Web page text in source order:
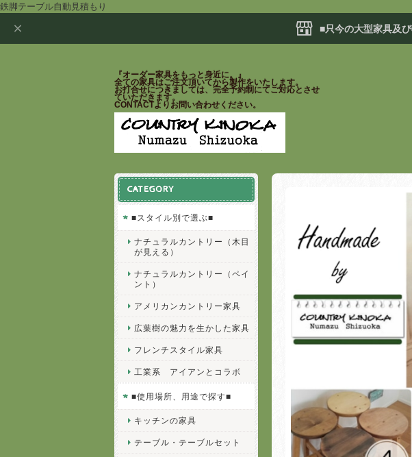
鉄脚テーブル自動見積もり
■只今の大型家具及
『オーダー家具をもっと身近に。』
全ての家具はご注文頂いてから製作をいたします。
お打合せにつきましては、完全予約制にてご対応とさせ
ていただきます。
CONTACTよりお問い合わせください。
CATEGORY
■スタイル別で選ぶ■
ナチュラルカントリー（木目
が見える）
ナチュラルカントリー（ペイ
ント）
アメリカンカントリー家具
広葉樹の魅力を生かした家具
フレンチスタイル家具
工業系 アイアンとコラボ
■使用場所、用途で探す■
キッチンの家具
テーブル・テーブルセット